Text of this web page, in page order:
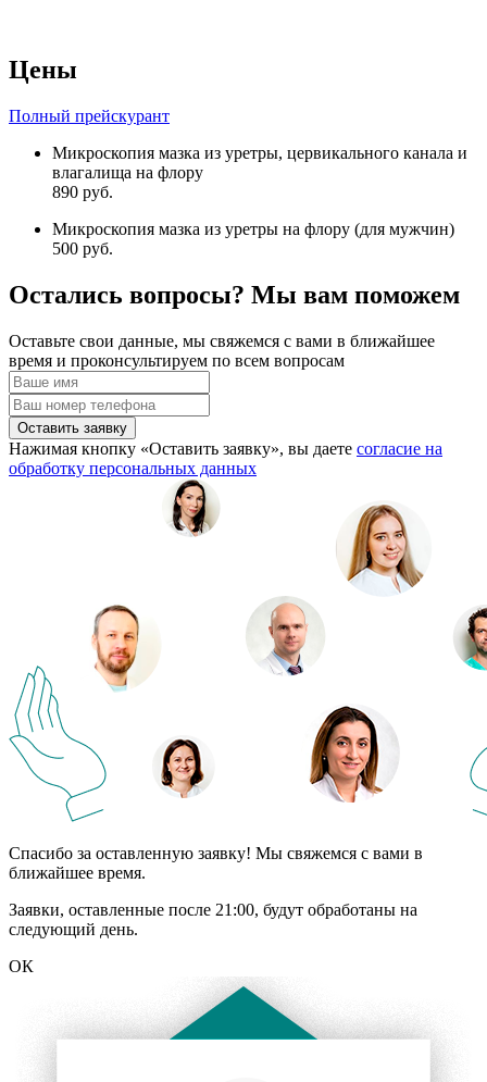
Цены
Полный прейскурант
Микроскопия мазка из уретры, цервикального канала и
влагалища на флору
890 руб.
Микроскопия мазка из уретры на флору (для мужчин)
500 руб.
Остались вопросы? Мы вам поможем
Оставьте свои данные, мы свяжемся с вами в ближайшее
время и проконсультируем по всем вопросам
Оставить заявку
Нажимая кнопку «Оставить заявку», вы даете согласие на
обработку персональных данных
Спасибо за оставленную заявку! Мы свяжемся с вами в
ближайшее время.
Заявки, оставленные после 21:00, будут обработаны на
следующий день.
ОК